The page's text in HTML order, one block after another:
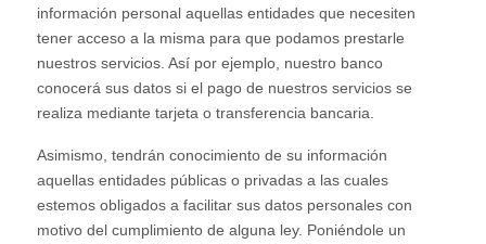
información personal aquellas entidades que necesiten
tener acceso a la misma para que podamos prestarle
nuestros servicios. Así por ejemplo, nuestro banco
conocerá sus datos si el pago de nuestros servicios se
realiza mediante tarjeta o transferencia bancaria.
Asimismo, tendrán conocimiento de su información
aquellas entidades públicas o privadas a las cuales
estemos obligados a facilitar sus datos personales con
motivo del cumplimiento de alguna ley. Poniéndole un